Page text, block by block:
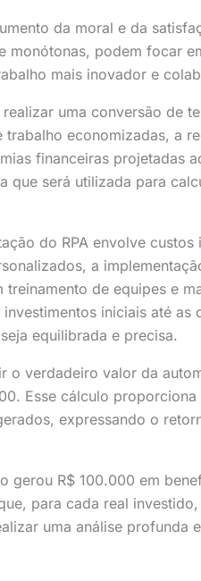
da moral e da
monótonas, podem focar
mais inovador e
uma conversão de
economizadas, a
financeiras projetadas
que será utilizada para
do RPA envolve custos
a
de equipes e
iniciais até as
equilibrada e precisa.
o verdadeiro valor da
Esse cálculo proporciona
expressando o
gerou R$ 100.000 em
para cada real
uma análise profunda